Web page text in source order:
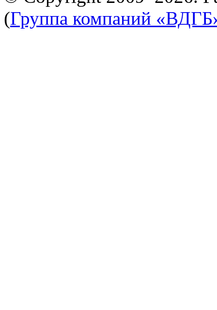
(Группа компаний